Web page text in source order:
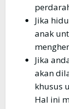
Jika
anak
Jika
akan
khusus
Hal ini